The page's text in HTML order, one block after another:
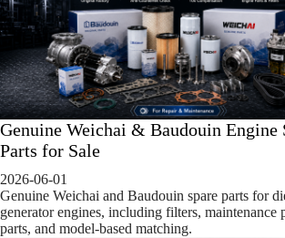
Genuine Weichai & Baudouin Engine
Parts for Sale
2026-06-01
Genuine Weichai and Baudouin spare parts for
generator engines, including filters, maintenance
parts, and model-based matching.